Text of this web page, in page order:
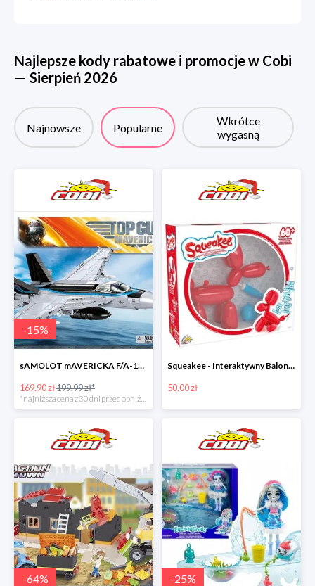
Najlepsze kody rabatowe i promocje w Cobi
— Sierpień 2026
Najnowsze Popularne
Wkrótce
wygasną
-15%
sAMOLOT mAVERICKA F/A-18E Super Hornet
169.90 zł199.99 zł*
*najniższa cena z 30 dni przed obniżką
Squeakee - Interaktywny Balonikowy Piesek
50.00 zł
-64% -25%